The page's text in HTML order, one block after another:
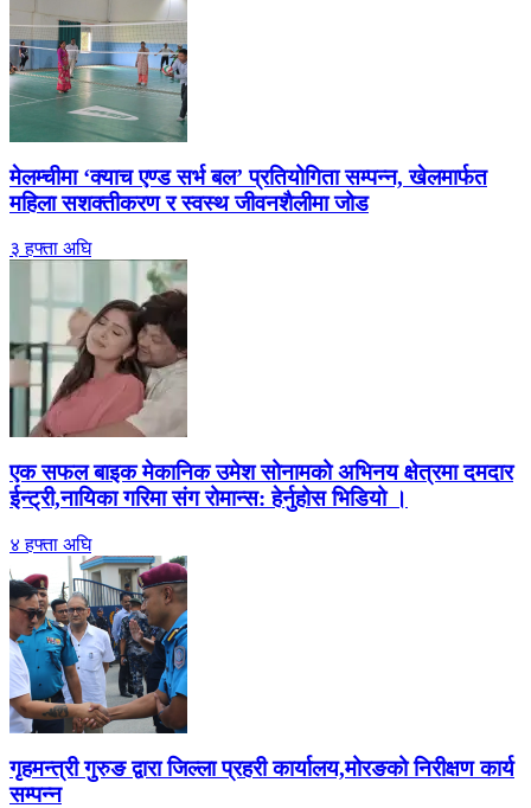
मेलम्चीमा ‘क्याच एण्ड सर्भ बल’ प्रतियोगिता सम्पन्न, खेलमार्फत
महिला सशक्तीकरण र स्वस्थ जीवनशैलीमा जोड
३ हफ्ता अघि
एक सफल बाइक मेकानिक उमेश सोनामको अभिनय क्षेत्रमा दमदार
ईन्ट्री,नायिका गरिमा संग रोमान्स: हेर्नुहोस भिडियो ।
४ हफ्ता अघि
गृहमन्त्री गुरुङ द्वारा जिल्ला प्रहरी कार्यालय,मोरङको निरीक्षण कार्य
सम्पन्न